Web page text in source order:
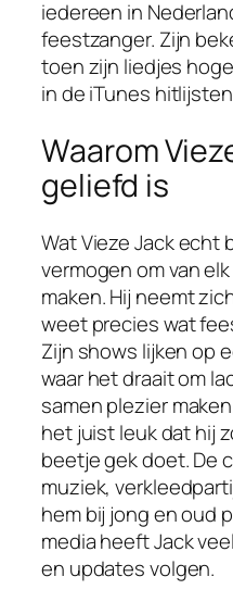
iedereen in
feestzanger. Zijn
toen zijn liedjes
in de iTunes
Waarom
geliefd is
Wat Vieze Jack echt
vermogen om van
maken. Hij neemt
weet precies wat
Zijn shows lijken op
waar het draait om
samen plezier
het juist leuk dat hij
beetje gek doet. De
muziek,
hem bij jong en oud
media heeft Jack
en updates volgen.